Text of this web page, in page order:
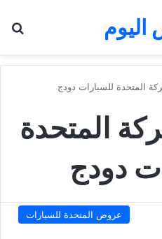
المتحدة للسيارات دودج
المتحدة
دودج
عروض المتحدة للسيارات